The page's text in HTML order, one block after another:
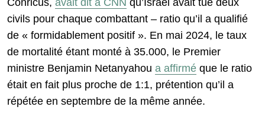
civils pour chaque combattant – ratio qu’il a qualifié
de « formidablement positif ». En mai 2024, le taux
de mortalité étant monté à 35.000, le Premier
ministre Benjamin Netanyahou a affirmé que le ratio
était en fait plus proche de 1:1, prétention qu’il a
répétée en septembre de la même année.